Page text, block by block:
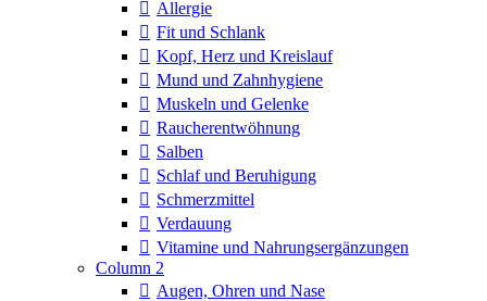
Allergie
Fit und Schlank
Kopf, Herz und Kreislauf
Mund und Zahnhygiene
Muskeln und Gelenke
Raucherentwöhnung
Salben
Schlaf und Beruhigung
Schmerzmittel
Verdauung
Vitamine und Nahrungsergänzungen
Column 2
Augen, Ohren und Nase